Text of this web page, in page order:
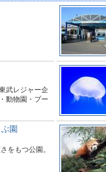
武レジャー企
動物園・プー
園
をもつ公園。